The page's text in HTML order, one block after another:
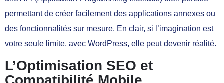
permettant de créer facilement des applications annexes ou
des fonctionnalités sur mesure. En clair, si l’imagination est
votre seule limite, avec WordPress, elle peut devenir réalité.
L’Optimisation SEO et
Compatibilité Mobile